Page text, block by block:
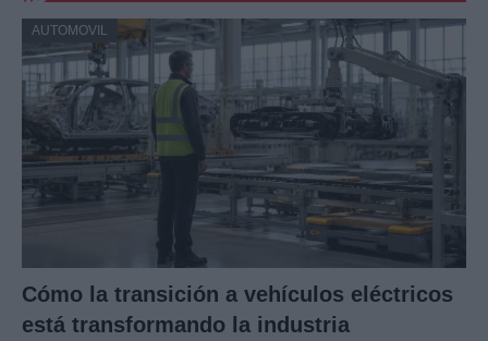
AUTOMOVIL
Cómo la transición a vehículos eléctricos
está transformando la industria